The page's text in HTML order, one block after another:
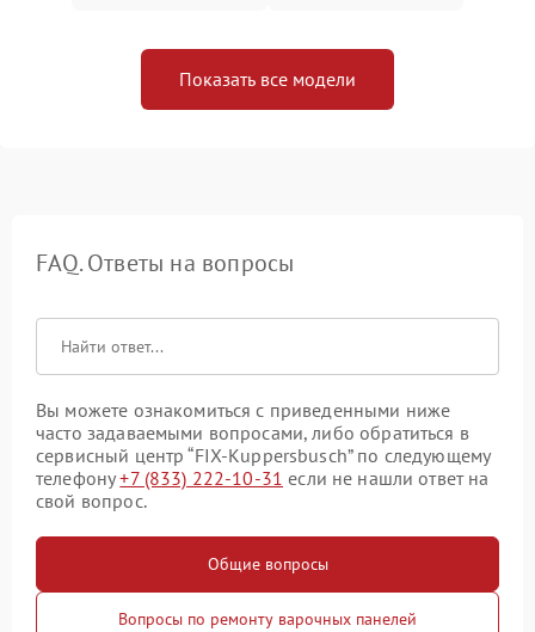
Показать все модели
FAQ. Ответы на вопросы
Вы можете ознакомиться с приведенными ниже
часто задаваемыми вопросами, либо обратиться в
сервисный центр “FIX-Kuppersbusch” по следующему
телефону+7 (833) 222-10-31 если не нашли ответ на
свой вопрос.
Общие вопросы
Вопросы по ремонту варочных панелей